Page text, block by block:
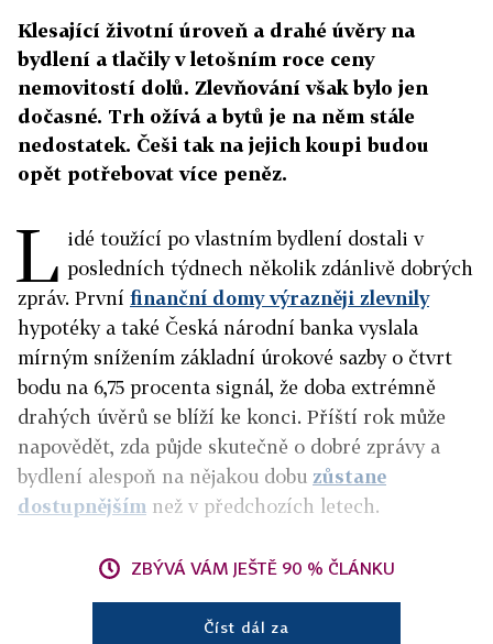
Klesající životní úroveň a drahé úvěry na
bydlení a tlačily v letošním roce ceny
nemovitostí dolů. Zlevňování však bylo jen
dočasné. Trh ožívá a bytů je na něm stále
nedostatek. Češi tak na jejich koupi budou
opět potřebovat více peněz.
L idé toužící po vlastním bydlení dostali v
posledních týdnech několik zdánlivě dobrých
zpráv. První finanční domy výrazněji zlevnily
hypotéky a také Česká národní banka vyslala
mírným snížením základní úrokové sazby o čtvrt
bodu na 6,75 procenta signál, že doba extrémně
drahých úvěrů se blíží ke konci. Příští rok může
napovědět, zda půjde skutečně o dobré zprávy a
bydlení alespoň na nějakou dobu zůstane
dostupnějším než v předchozích letech.
ZBÝVÁ VÁM JEŠTĚ 90 % ČLÁNKU
Číst dál za